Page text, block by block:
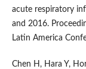
acute respiratory
and 2016.
Latin America
Chen H, Hara Y,